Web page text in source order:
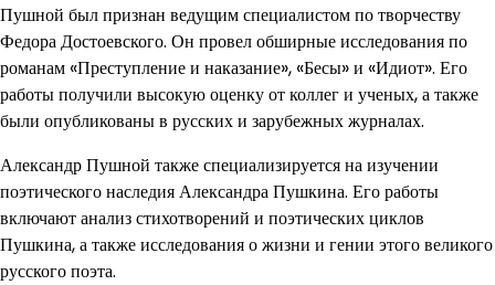
Пушной был признан ведущим специалистом по творчеству
Федора Достоевского. Он провел обширные исследования по
романам «Преступление и наказание», «Бесы» и «Идиот». Его
работы получили высокую оценку от коллег и ученых, а также
были опубликованы в русских и зарубежных журналах.
Александр Пушной также специализируется на изучении
поэтического наследия Александра Пушкина. Его работы
включают анализ стихотворений и поэтических циклов
Пушкина, а также исследования о жизни и гении этого великого
русского поэта.